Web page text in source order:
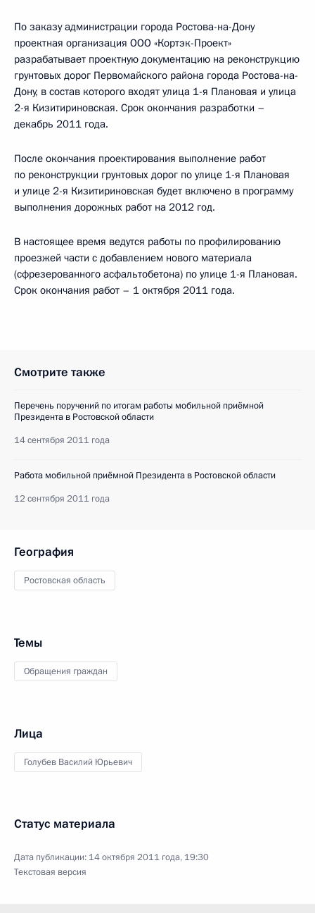
По заказу администрации города Ростова-на-Дону
проектная организация ООО «Кортэк-Проект»
разрабатывает проектную документацию на реконструкцию
грунтовых дорог Первомайского района города Ростова-на-
Дону, в состав которого входят улица 1-я Плановая и улица
2-я Кизитириновская. Срок окончания разработки –
декабрь 2011 года.
После окончания проектирования выполнение работ
по реконструкции грунтовых дорог по улице 1-я Плановая
и улице 2-я Кизитириновская будет включено в программу
выполнения дорожных работ на 2012 год.
В настоящее время ведутся работы по профилированию
проезжей части с добавлением нового материала
(сфрезерованного асфальтобетона) по улице 1-я Плановая.
Срок окончания работ – 1 октября 2011 года.
Смотрите также
Перечень поручений по итогам работы мобильной приёмной
Президента в Ростовской области
14 сентября 2011 года
Работа мобильной приёмной Президента в Ростовской области
12 сентября 2011 года
География
Ростовская область
Темы
Обращения граждан
Лица
Голубев Василий Юрьевич
Статус материала
Дата публикации: 14 октября 2011 года, 19:30
Текстовая версия